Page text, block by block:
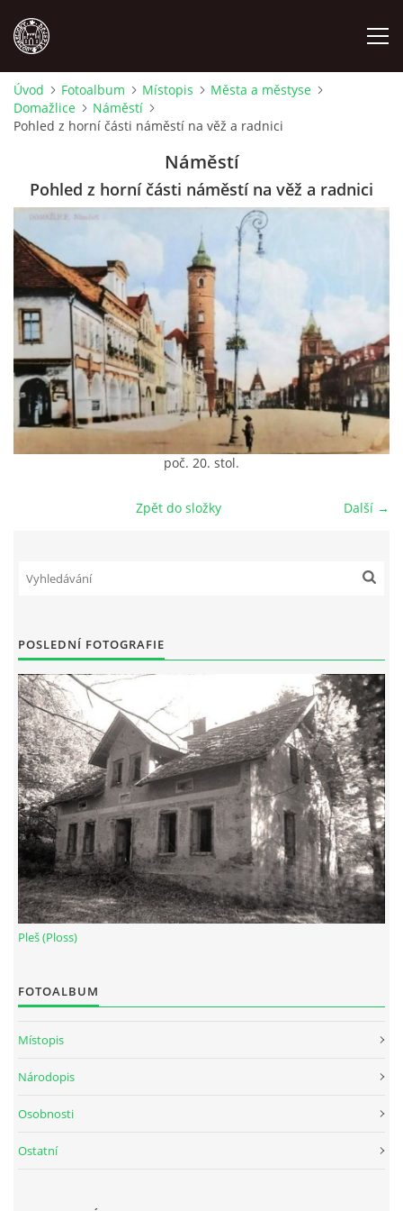
MÍSTOPIS
OSOBNOSTI
OSTATNÍ
ODKAZY
O NÁS
DŮL NA SLÍDU (NA KOLE)
Tento projekt je realizován za finanční podpory
města Domažlice.
© 2026 eStránky.cz Aktualizováno: 17. 7. 2026|Nahoru ↑
Úvod Fotoalbum Místopis
Města a městyse
Domažlice
Náměstí
Pohled z horní části náměstí na věž a radnici
Náměstí
Pohled z horní části náměstí na věž a radnici
poč. 20. stol.
Další →
Zpět do složky
POSLEDNÍ FOTOGRAFIE
Pleš (Ploss)
FOTOALBUM
Místopis
Národopis
Osobnosti
Ostatní